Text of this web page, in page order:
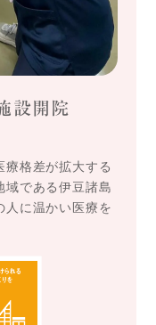
設開院
療格差が拡大する
域である伊豆諸島
人に温かい医療を